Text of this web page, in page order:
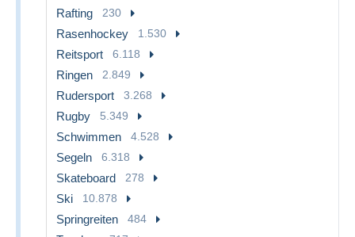
Rafting 230
Rasenhockey 1.530
Reitsport 6.118
Ringen 2.849
Rudersport 3.268
Rugby 5.349
Schwimmen 4.528
Segeln 6.318
Skateboard 278
Ski 10.878
Springreiten 484